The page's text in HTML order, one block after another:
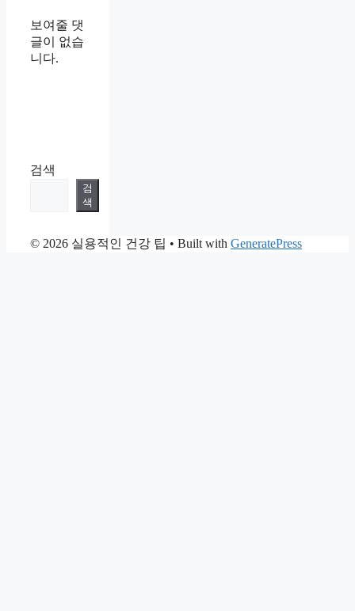
보여줄 댓
글이 없습
니다.
검색
검
색
© 2026 실용적인 건강 팁 • Built with GeneratePress